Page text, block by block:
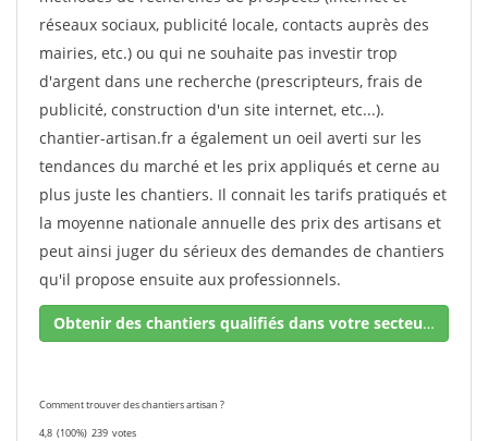
réseaux sociaux, publicité locale, contacts auprès des
mairies, etc.) ou qui ne souhaite pas investir trop
d'argent dans une recherche (prescripteurs, frais de
publicité, construction d'un site internet, etc...).
chantier-artisan.fr a également un oeil averti sur les
tendances du marché et les prix appliqués et cerne au
plus juste les chantiers. Il connait les tarifs pratiqués et
la moyenne nationale annuelle des prix des artisans et
peut ainsi juger du sérieux des demandes de chantiers
qu'il propose ensuite aux professionnels.
Obtenir des chantiers qualifiés dans votre secteur !
Comment trouver des chantiers artisan ?
4,8 (100%) 239 votes